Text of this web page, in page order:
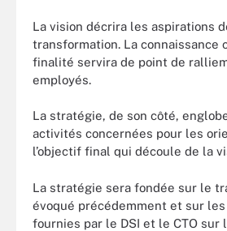
La vision décrira les aspirations
transformation. La connaissance
finalité servira de point de
employés.
La stratégie, de son côté,
activités concernées pour les
l’objectif final qui découle de la
La stratégie sera fondée sur le
évoqué précédemment et sur
fournies par le DSI et le CTO sur